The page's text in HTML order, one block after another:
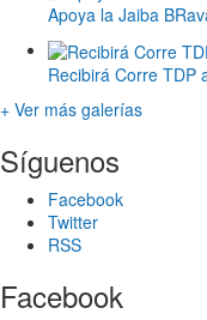
Apoya la Jaiba
Recibirá Corre TDP
+ Ver más galerías
Síguenos
Facebook
Twitter
RSS
Facebook